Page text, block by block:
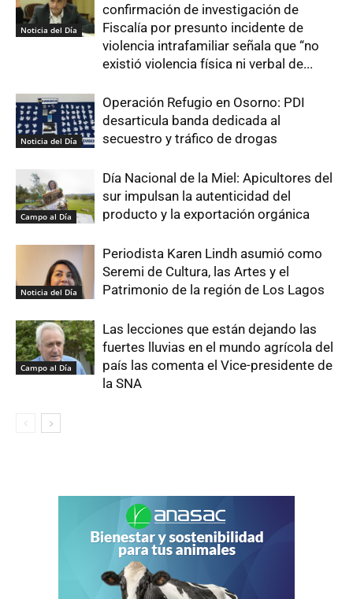
Noticia del Día
confirmación de investigación de
Fiscalía por presunto incidente de
violencia intrafamiliar señala que “no
existió violencia física ni verbal de...
Noticia del Día
Operación Refugio en Osorno: PDI
desarticula banda dedicada al
secuestro y tráfico de drogas
Campo al Día
Día Nacional de la Miel: Apicultores del
sur impulsan la autenticidad del
producto y la exportación orgánica
Noticia del Día
Periodista Karen Lindh asumió como
Seremi de Cultura, las Artes y el
Patrimonio de la región de Los Lagos
Campo al Día
Las lecciones que están dejando las
fuertes lluvias en el mundo agrícola del
país las comenta el Vice-presidente de
la SNA